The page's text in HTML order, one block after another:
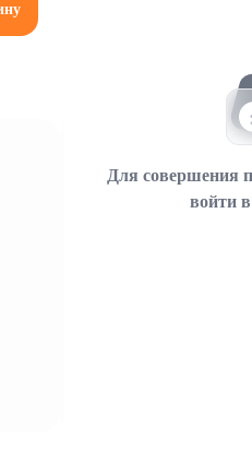
Для совершения
войти